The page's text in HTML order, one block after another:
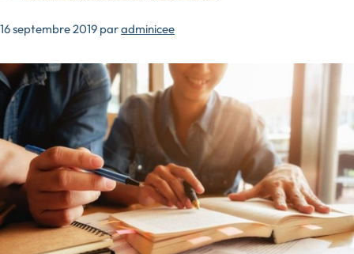
16 septembre 2019 paradminicee